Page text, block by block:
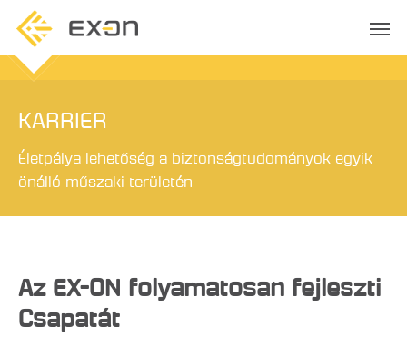
KARRIER
Életpálya lehetőség a biztonságtudományok egyik
önálló műszaki területén
Az EX-ON folyamatosan fejleszti
Csapatát